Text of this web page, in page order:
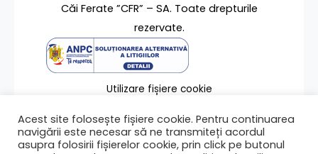
Căi Ferate ”CFR” – SA. Toate drepturile
rezervate.
Utilizare fișiere cookie
Contact
Acest site folosește fișiere cookie. Pentru continuarea
navigării este necesar să ne transmiteți acordul
asupra folosirii fișierelor cookie, prin click pe butonul